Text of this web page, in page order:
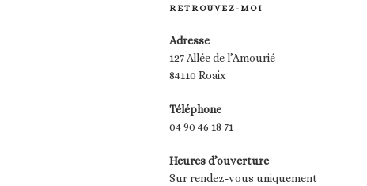
RETROUVEZ-MOI
Adresse
127 Allée de l’Amourié
84110 Roaix
Téléphone
04 90 46 18 71
Heures d’ouverture
Sur rendez-vous uniquement